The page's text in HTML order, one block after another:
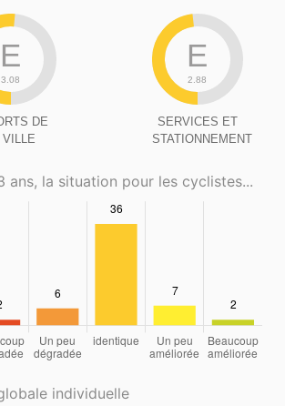
E
3.08
DE
VILLE
E
2.88
SERVICES ET
STATIONNEMENT
ans, la situation pour les cyclistes...
individuelle